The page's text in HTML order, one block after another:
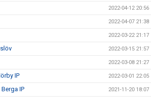
2022-04-12 20:56
2022-04-07 21:38
2022-03-22 21:17
2022-03-15 21:57
2022-03-08 21:27
IP 2022-03-01 22:05
IP 2021-11-20 18:07